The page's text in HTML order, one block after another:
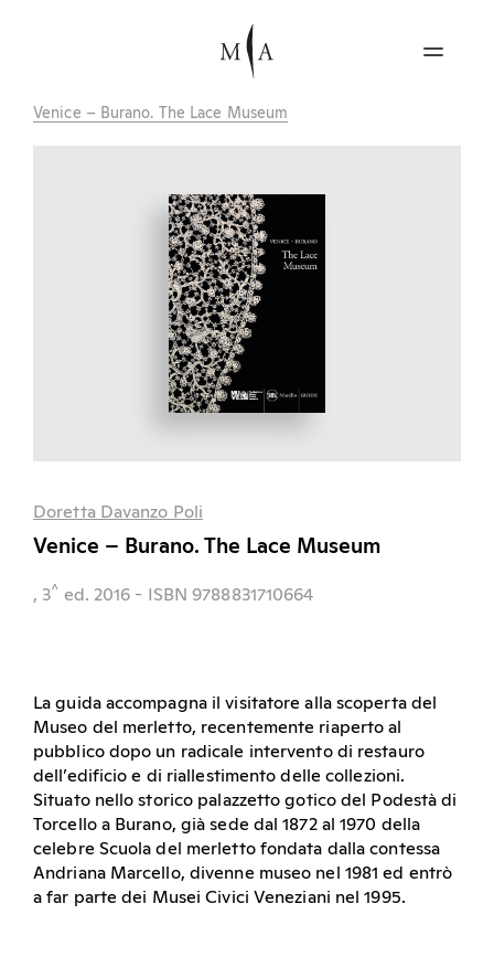
Venice – Burano. The Lace Museum
Doretta Davanzo Poli
Venice – Burano. The Lace Museum
, 3^ ed. 2016 - ISBN 9788831710664
La guida accompagna il visitatore alla scoperta del
Museo del merletto, recentemente riaperto al
pubblico dopo un radicale intervento di restauro
dell’edificio e di riallestimento delle collezioni.
Situato nello storico palazzetto gotico del Podestà di
Torcello a Burano, già sede dal 1872 al 1970 della
celebre Scuola del merletto fondata dalla contessa
Andriana Marcello, divenne museo nel 1981 ed entrò
a far parte dei Musei Civici Veneziani nel 1995.